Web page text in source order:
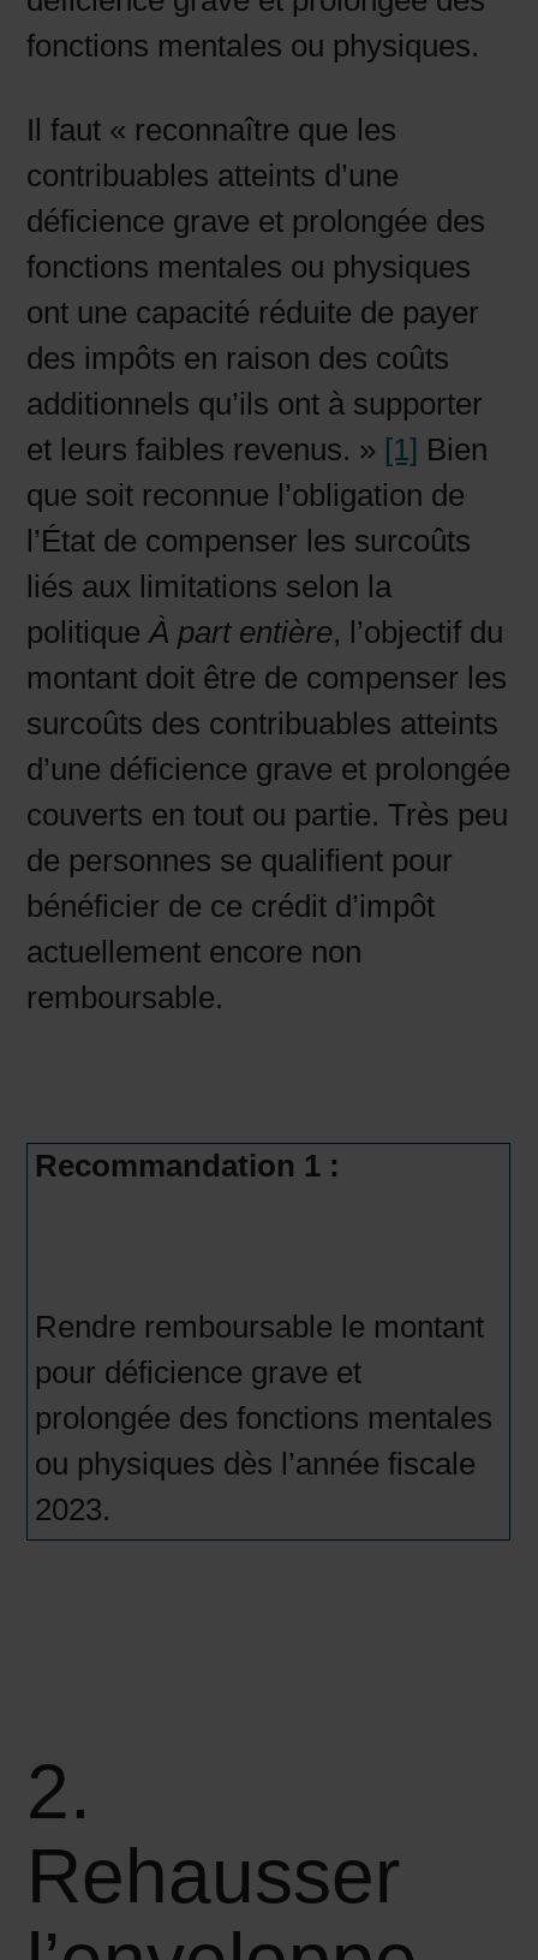
fonctions mentales ou physiques.
Il faut « reconnaître que les
contribuables atteints d’une
déficience grave et prolongée des
fonctions mentales ou physiques
ont une capacité réduite de payer
des impôts en raison des coûts
additionnels qu’ils ont à supporter
et leurs faibles revenus. » [1] Bien
que soit reconnue l’obligation de
l’État de compenser les surcoûts
liés aux limitations selon la
politiqueÀ part entière, l’objectif du
montant doit être de compenser les
surcoûts des contribuables atteints
d’une déficience grave et prolongée
couverts en tout ou partie. Très peu
de personnes se qualifient pour
bénéficier de ce crédit d’impôt
actuellement encore non
remboursable.
Recommandation 1 :
Rendre remboursable le montant
pour déficience grave et
prolongée des fonctions mentales
ou physiques dès l’année fiscale
2023.
2.
Rehausser